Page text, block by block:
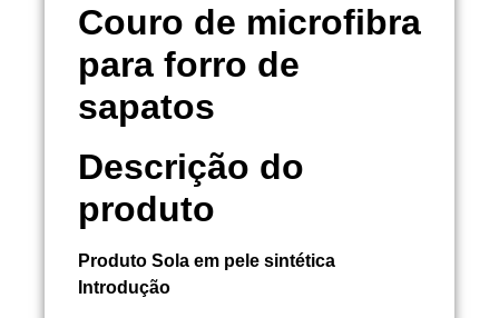
Couro de microfibra
para forro de
sapatos
Descrição do
produto
Produto Sola em pele sintética
Introdução